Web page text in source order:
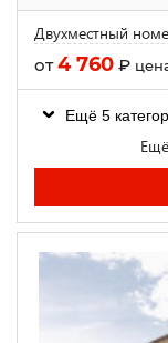
Двухместный
от4 760 ₽
Ещё 5